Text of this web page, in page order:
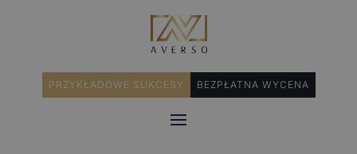
PRZYKŁADOWE SUKCESY BEZPŁATNA WYCENA